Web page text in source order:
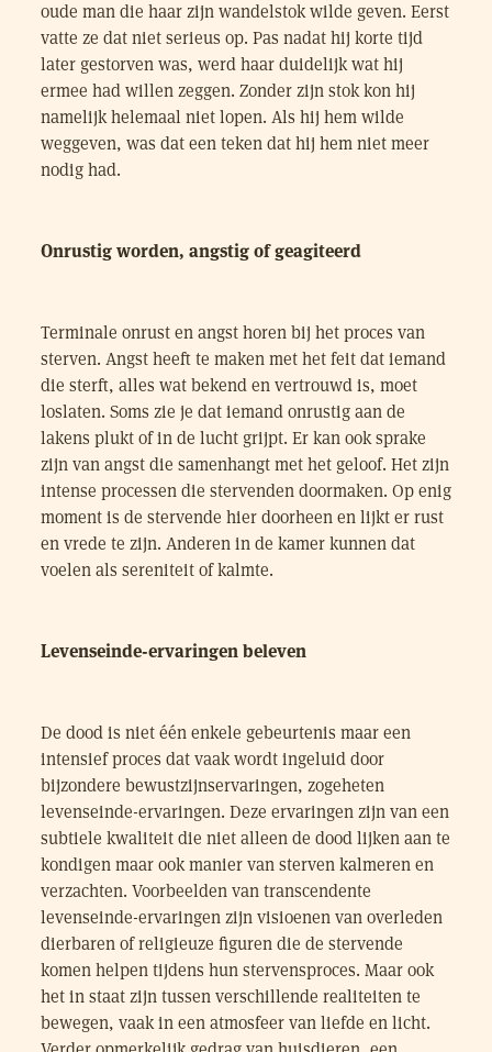
oude man die haar zijn wandelstok wilde geven. Eerst
vatte ze dat niet serieus op. Pas nadat hij korte tijd
later gestorven was, werd haar duidelijk wat hij
ermee had willen zeggen. Zonder zijn stok kon hij
namelijk helemaal niet lopen. Als hij hem wilde
weggeven, was dat een teken dat hij hem niet meer
nodig had.
Onrustig worden, angstig of geagiteerd
Terminale onrust en angst horen bij het proces van
sterven. Angst heeft te maken met het feit dat iemand
die sterft, alles wat bekend en vertrouwd is, moet
loslaten. Soms zie je dat iemand onrustig aan de
lakens plukt of in de lucht grijpt. Er kan ook sprake
zijn van angst die samenhangt met het geloof. Het zijn
intense processen die stervenden doormaken. Op enig
moment is de stervende hier doorheen en lijkt er rust
en vrede te zijn. Anderen in de kamer kunnen dat
voelen als sereniteit of kalmte.
Levenseinde-ervaringen beleven
De dood is niet één enkele gebeurtenis maar een
intensief proces dat vaak wordt ingeluid door
bijzondere bewustzijnservaringen, zogeheten
levenseinde-ervaringen. Deze ervaringen zijn van een
subtiele kwaliteit die niet alleen de dood lijken aan te
kondigen maar ook manier van sterven kalmeren en
verzachten. Voorbeelden van transcendente
levenseinde-ervaringen zijn visioenen van overleden
dierbaren of religieuze figuren die de stervende
komen helpen tijdens hun stervensproces. Maar ook
het in staat zijn tussen verschillende realiteiten te
bewegen, vaak in een atmosfeer van liefde en licht.